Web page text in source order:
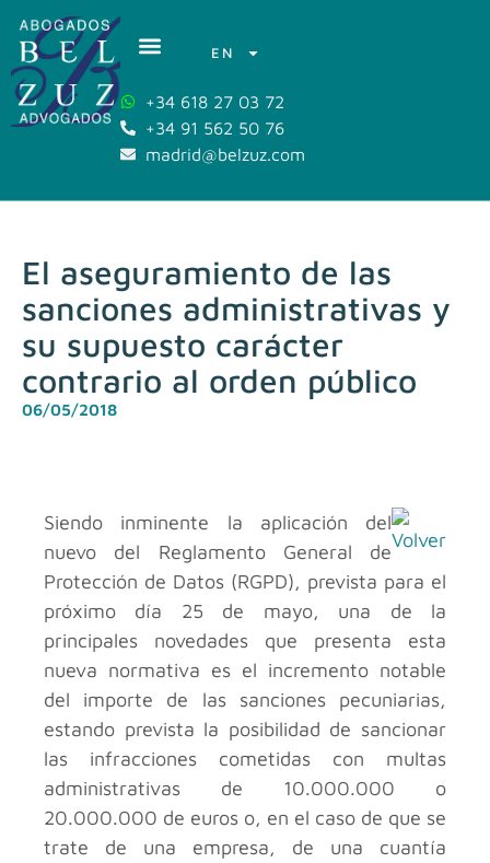
EN
+34 618 27 03 72
+34 91 562 50 76
madrid@belzuz.com
El aseguramiento de las
sanciones administrativas y
su supuesto carácter
contrario al orden público
06/05/2018
Siendo inminente la aplicación del
nuevo del Reglamento General de
Protección de Datos (RGPD), prevista para el
próximo día 25 de mayo, una de la
principales novedades que presenta esta
nueva normativa es el incremento notable
del importe de las sanciones pecuniarias,
estando prevista la posibilidad de sancionar
las infracciones cometidas con multas
administrativas de 10.000.000 o
20.000.000 de euros o, en el caso de que se
trate de una empresa, de una cuantía